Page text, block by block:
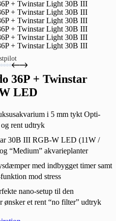
36P + Twinstar
LED
i 5 mm tykt Opti-
rent udtryk
30B III RGB-W LED (11W /
“Medium” akvarieplanter
med indbygget timer samt
mod stress
nano-setup til den
ønsker et rent “no filter” udtryk